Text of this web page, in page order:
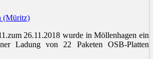
26.11.2018 wurde in Möllenhagen ein
Ladung von 22 Paketen OSB-Platten